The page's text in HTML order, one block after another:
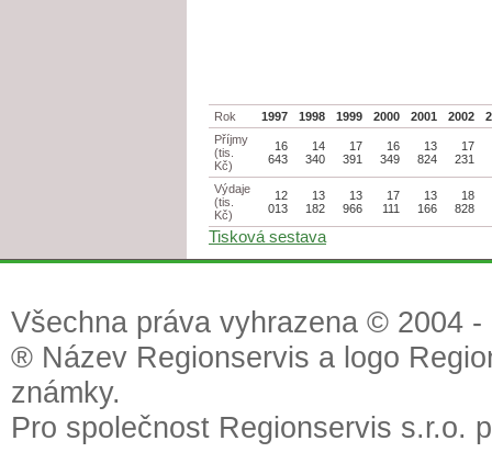
Rok 1997 1998 1999 2000 2001 2002
Příjmy
(tis.
Kč)
16
643
14
340
17
391
16
349
13
824
17
231
Výdaje
(tis.
Kč)
12
013
13
182
13
966
17
111
13
166
18
828
Tisková sestava
Všechna práva vyhrazena © 2004
® Název Regionservis a logo
známky.
Pro společnost Regionservis s.r.o.